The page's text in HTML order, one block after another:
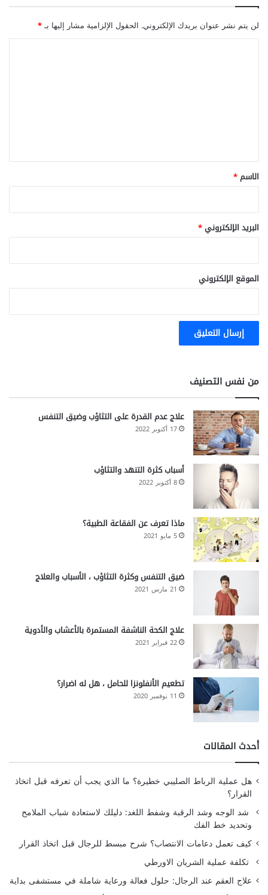
لن يتم نشر عنوان بريدك الإلكتروني. الحقول الإلزامية مشار إليها بـ*
*
الاسم*
البريد الإلكتروني*
الموقع الإلكتروني
من نفس التصنيف
علاج عدم القدرة على التثاؤب وضيق التنفس
17 أكتوبر 2022
أسباب كثرة التنهد والتثاؤب
8 أكتوبر 2022
ماذا تعرف عن الفقاعة الطبية؟
5 مايو 2021
ضيق التنفس وكثرة التثاؤب ، الأسباب والعلاج
21 مارس 2021
علاج الكحة الناشفة المستمرة بالأعشاب والأدوية
22 فبراير 2021
تطعيم الأنفلونزا للحامل ، هل له اضرار؟
11 نوفمبر 2020
أحدث المقالات
هل عملية الرباط الصليبي خطيرة؟ ما الذي يجب أن تعرفه قبل اتخاذ
القرار؟
شد الوجه وشد الرقبة وشفط اللغد: دليلك لاستعادة شباب الملامح
وتحديد خط الفك
كيف تعمل دعامات الانتصاب؟ شرح مبسط للرجال قبل اتخاذ القرار
تكلفة عملية الشريان الاورطي
علاج العقم عند الرجال: حلول فعالة ورعاية شاملة في مستشفى بداية